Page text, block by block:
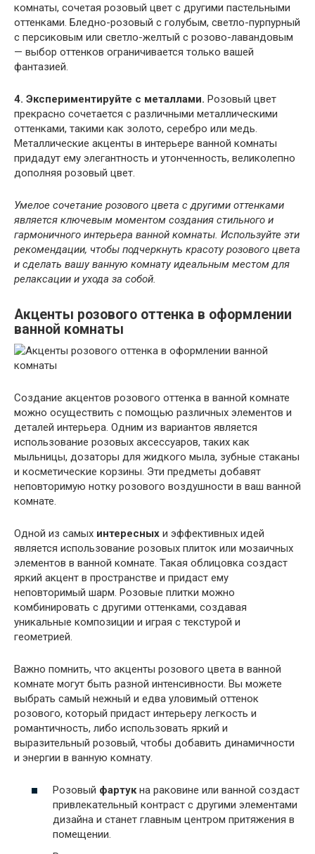
комнаты, сочетая розовый цвет с другими пастельными
оттенками. Бледно-розовый с голубым, светло-пурпурный
с персиковым или светло-желтый с розово-лавандовым
— выбор оттенков ограничивается только вашей
фантазией.
4. Экспериментируйте с металлами. Розовый цвет
прекрасно сочетается с различными металлическими
оттенками, такими как золото, серебро или медь.
Металлические акценты в интерьере ванной комнаты
придадут ему элегантность и утонченность, великолепно
дополняя розовый цвет.
Умелое сочетание розового цвета с другими оттенками
является ключевым моментом создания стильного и
гармоничного интерьера ванной комнаты. Используйте эти
рекомендации, чтобы подчеркнуть красоту розового цвета
и сделать вашу ванную комнату идеальным местом для
релаксации и ухода за собой.
Акценты розового оттенка в оформлении
ванной комнаты
Создание акцентов розового оттенка в ванной комнате
можно осуществить с помощью различных элементов и
деталей интерьера. Одним из вариантов является
использование розовых аксессуаров, таких как
мыльницы, дозаторы для жидкого мыла, зубные стаканы
и косметические корзины. Эти предметы добавят
неповторимую нотку розового воздушности в ваш ванной
комнате.
Одной из самых интересных и эффективных идей
является использование розовых плиток или мозаичных
элементов в ванной комнате. Такая облицовка создаст
яркий акцент в пространстве и придаст ему
неповторимый шарм. Розовые плитки можно
комбинировать с другими оттенками, создавая
уникальные композиции и играя с текстурой и
геометрией.
Важно помнить, что акценты розового цвета в ванной
комнате могут быть разной интенсивности. Вы можете
выбрать самый нежный и едва уловимый оттенок
розового, который придаст интерьеру легкость и
романтичность, либо использовать яркий и
выразительный розовый, чтобы добавить динамичности
и энергии в ванную комнату.
Розовый фартукна раковине или ванной создаст
привлекательный контраст с другими элементами
дизайна и станет главным центром притяжения в
помещении.